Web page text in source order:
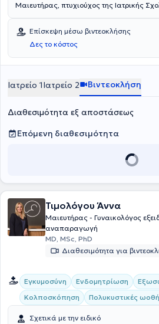
Μαιευτήρας, πτυχιούχος της Ιατρικής
Στην συνέχεια εξειδικεύτηκε και εργάστηκε για 7 χρόνια
Λονδίνο σε έμμισθες θέσεις επιμελητή
Ηνωμένου Βασιλείου. Εξειδικεύτηκε στο
υπερηχογράφημα και το
ιατρείο συνεπικουρείται από
τεχνολογίας, μοντέλο 2023. Είναι ο
εκπαιδεύσει αρκετούς γυναικολόγους
ιδιαίτερα με την εξωσωματική χωρίς
Επίσκεψη μέσω βιντεοκλήσης
Δες το κόστος
Ιατρείο 1Ιατρείο 2 Βιντεοκλήση
Διαθεσιμότητα εξ αποστάσεως
Επόμενη διαθεσιμότητα
Τιμολόγου Άννα
Μαιευτήρας - Γυναικολόγος
αναπαραγωγή
MD, MSc, PhD
Διαθεσιμότητα για
Εγκυμοσύνη Ενδομητρίωση
Κολποσκόπηση
Πολυκυστικές
Σχετικά με την ειδικό